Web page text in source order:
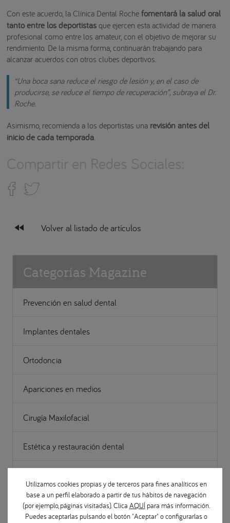
Con este acuerdo, la Clínica Dental Roche fomentará la salud oral
tanto entre los deportistasque ejercen esta actividad de manera
profesional como entre los amateur, con el objetivo de mejorar su
rendimiento. De la misma forma, continuarán trabajando para
alcanzar acuerdos con otros clubes deportivos.
“Una boca sana reduce el riesgo de lesión y, en el caso de
producirse, se reduce el tiempo de recuperación”, subraya el Dr.
Roche.
Asimismo, recomienda a los deportistas una revisión antes del
inicio de cada temporada.
fast_rewind Volver al listado de artículos
Categorías Magazine
Prevención en salud dental
Implantes dentales
Ortodoncia
Apariciones en medios
Cirugía Maxilofacial
Estética y restauración dental
Noticias Odontológicas
Utilizamos cookies propias y de terceros para fines analíticos en
base a un perfil elaborado a partir de tus hábitos de navegación
(por ejemplo, páginas visitadas). Clica AQUÍpara más información.
Puedes aceptarlas pulsando el botón "Aceptar" o configurarlas o